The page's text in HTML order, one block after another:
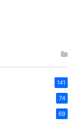
141
74
69